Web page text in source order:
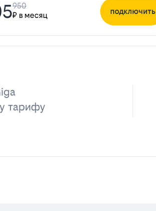
₽ в месяц
950
подключить
тарифу